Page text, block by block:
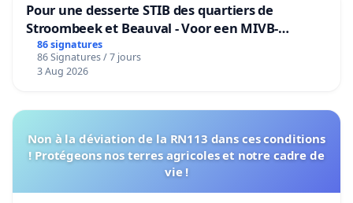
Pour une desserte STIB des quartiers de
Stroombeek et Beauval - Voor een MIVB-
bediening van de wijken Strombeek en Het
Voor
86 signatures
86 Signatures / 7 jours
3 Aug 2026
Non à la déviation de la RN113 dans ces conditions
! Protégeons nos terres agricoles et notre cadre de
vie !